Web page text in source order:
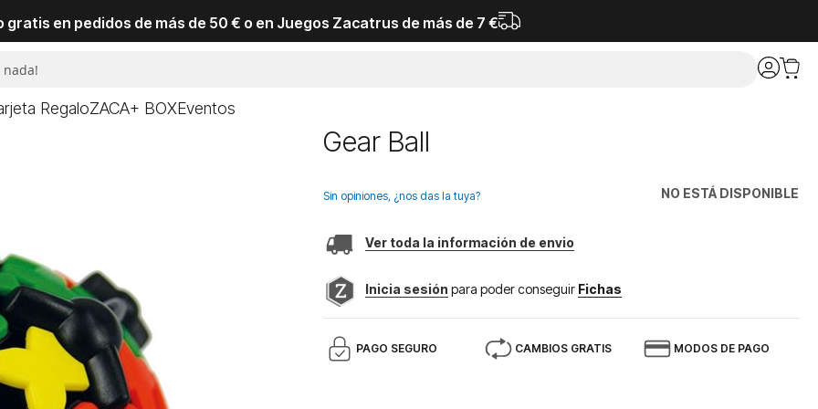
gratis en pedidos de más de 50 € o en Juegos Zacatrus de más de 7 €
RegaloZACA+ BOXEventos
Gear Ball
NO ESTÁ DISPONIBLE
Sin opiniones, ¿nos das la tuya?
Ver toda la información de envio
Inicia sesión para poder conseguir Fichas
PAGO SEGURO CAMBIOS GRATIS MODOS DE PAGO